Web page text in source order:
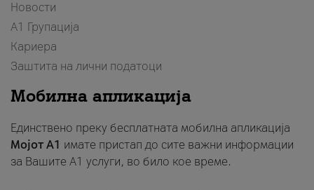
Новости
А1 Групација
Кариера
Заштита на лични податоци
Мобилна апликација
Единствено преку бесплатната мобилна апликација
Мојот A1 имате пристап до сите важни информации
за Вашите A1 услуги, во било кое време.